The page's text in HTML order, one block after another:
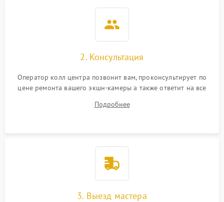
2. Консультация
Оператор колл центра позвонит вам, проконсультирует по
цене ремонта вашего экшн-камеры а также ответит на все
Подробнее
3. Выезд мастера